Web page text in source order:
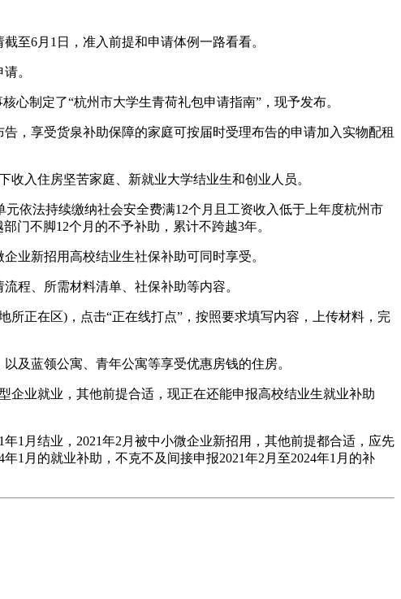
至6月1日，准入前提和申请体例一路看看。
。
制定了“杭州市大学生青荷礼包申请指南”，现予发布。
享受货泉补助保障的家庭可按届时受理布告的申请加入实物配租
入住房坚苦家庭、新就业大学结业生和创业人员。
依法持续缴纳社会安全费满12个月且工资收入低于上年度杭州市
门不脚12个月的不予补助，累计不跨越3年。
业新招用高校结业生社保补助可同时享受。
程、所需材料清单、社保补助等内容。
正在区)，点击“正在线打点”，按照要求填写内容，上传材料，完
蓝领公寓、青年公寓等享受优惠房钱的住房。
业就业，其他前提合适，现正在还能申报高校结业生就业补助
月结业，2021年2月被中小微企业新招用，其他前提都合适，应先
1月的就业补助，不克不及间接申报2021年2月至2024年1月的补